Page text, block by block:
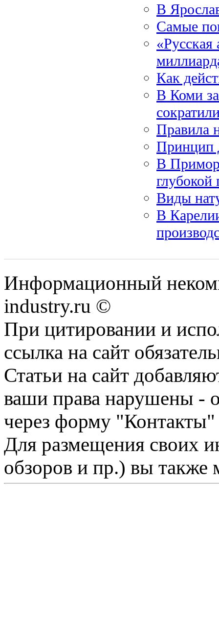
В
Самые
«Русская
Как
В Коми
Правила
Принцип
В
глубокой
Виды
В
Информационный
industry.ru ©
При цитировании и
ссылка на сайт
Статьи на сайт
ваши права нарушены -
через форму "Контакты"
Для размещения своих
обзоров и пр.) вы также